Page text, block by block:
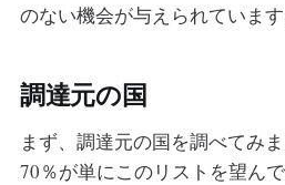
のない機会が与えられています
調達元の国
まず、調達元の国を調べてみ
70％が単にこのリストを望ん